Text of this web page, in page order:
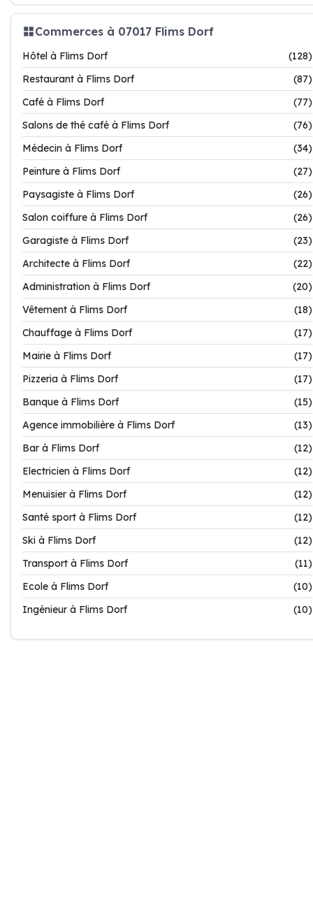
Commerces à 07017 Flims Dorf
Hôtel à Flims Dorf
(128)
Restaurant à Flims Dorf
(87)
Café à Flims Dorf
(77)
Salons de thé café à Flims Dorf
(76)
Médecin à Flims Dorf
(34)
Peinture à Flims Dorf
(27)
Paysagiste à Flims Dorf
(26)
Salon coiffure à Flims Dorf
(26)
Garagiste à Flims Dorf
(23)
Architecte à Flims Dorf
(22)
Administration à Flims Dorf
(20)
Vêtement à Flims Dorf
(18)
Chauffage à Flims Dorf
(17)
Mairie à Flims Dorf
(17)
Pizzeria à Flims Dorf
(17)
Banque à Flims Dorf
(15)
Agence immobilière à Flims Dorf
(13)
Bar à Flims Dorf
(12)
Electricien à Flims Dorf
(12)
Menuisier à Flims Dorf
(12)
Santé sport à Flims Dorf
(12)
Ski à Flims Dorf
(12)
Transport à Flims Dorf
(11)
Ecole à Flims Dorf
(10)
Ingénieur à Flims Dorf
(10)